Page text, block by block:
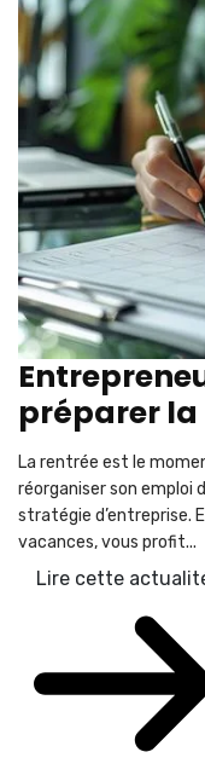
préparer la
La rentrée est le
réorganiser son emploi
stratégie d’entreprise.
vacances, vous profit...
Lire cette